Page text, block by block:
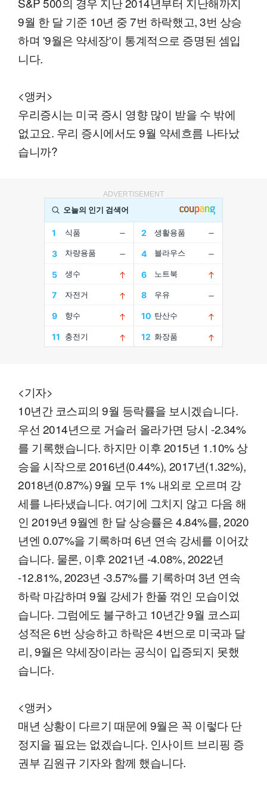
9월 한 달 기준 10년 중 7번 하락했고, 3번 상승
하며 '9월은 약세장'이 통계적으로 증명된 셈입
니다.
<앵커>
우리증시는 미국 증시 영향 많이 받을 수 밖에
없고요. 우리 증시에서도 9월 약세흐름 나타났
습니까?
ADVERTISEMENT
<기자>
10년간 코스피의 9월 등락률을 보시겠습니다.
우선 2014년으로 거슬러 올라가면 당시 -2.34%
를 기록했습니다. 하지만 이후 2015년 1.10% 상
승을 시작으로 2016년(0.44%), 2017년(1.32%),
2018년(0.87%) 9월 모두 1% 내외로 오르며 강
세를 나타냈습니다. 여기에 그치지 않고 다음 해
인 2019년 9월엔 한 달 상승률은 4.84%를, 2020
년엔 0.07%을 기록하며 6년 연속 강세를 이어갔
습니다. 물론, 이후 2021년 -4.08%, 2022년
-12.81%, 2023년 -3.57%를 기록하며 3년 연속
하락 마감하며 9월 강세가 한풀 꺾인 모습이었
습니다. 그럼에도 불구하고 10년간 9월 코스피
성적은 6번 상승하고 하락은 4번으로 미국과 달
리, 9월은 약세장이라는 공식이 입증되지 못했
습니다.
<앵커>
매년 상황이 다르기 때문에 9월은 꼭 이렇다 단
정지을 필요는 없겠습니다. 인사이트 브리핑 증
권부 김원규 기자와 함께 했습니다.